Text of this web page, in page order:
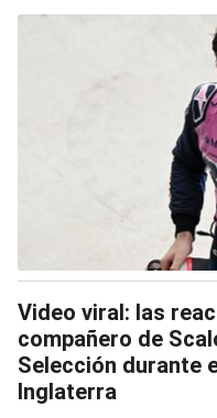
Video viral: las
compañero de
Selección durante
Inglaterra